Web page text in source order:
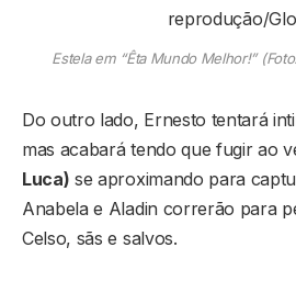
Estela em “Êta Mundo Melhor!”
Do outro lado, Ernesto tentará
mas acabará tendo que fugir ao
Luca) se aproximando para
Anabela e Aladin correrão para
Celso, sãs e salvos.